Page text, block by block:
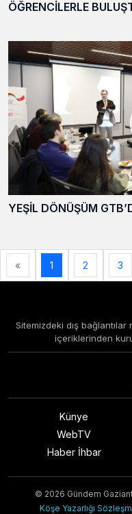
ÖĞRENCİLERLE
YEŞİL DÖNÜŞÜM
« 1 2 3
Sitemizdeki dış bağlantılar
içeriklerinden
Künye
WebTV
Haber İhbar
© 2026 Gündem
Köşe Yazarlığı